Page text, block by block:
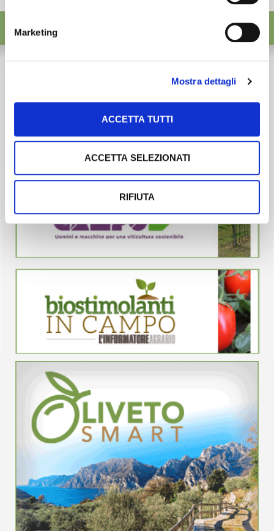
Marketing
Mostra dettagli
ACCETTA TUTTI
ACCETTA SELEZIONATI
RIFIUTA